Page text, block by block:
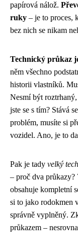
papírová nálož.
ruky – je to proces,
bez nich se nikam
Technický průkaz
něm všechno
historii vlastníků.
Nesmí být
jste se s tím? Stává
problém, musíte si
vozidel. Ano, je to
Pak je tady velký
– proč dva průkazy?
obsahuje kompletní
si to jako rodokmen
správně vyplněný.
průkazem –